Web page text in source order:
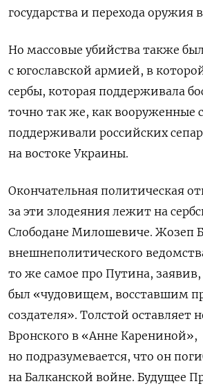
государства и перехода оружия
Но массовые убийства также
с югославской армией, в
сербы, которая поддерживала
точно так же, как вооруженные
поддерживали российских
на востоке Украины.
Окончательная политическая
за эти злодеяния лежит на
Слободане Милошевиче. Жозеп
внешнеполитического
то же самое про Путина,
был «чудовищем, восставшим
создателя». Толстой оставляет
Вронского в «Анне Карениной»,
но подразумевается, что он
на Балканской войне. Будущее